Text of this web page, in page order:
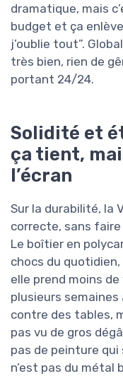
dramatique, mais
budget et ça
j’oublie tout”.
très bien, rien de
portant 24/24.
Solidité et
ça tient,
l’écran
Sur la durabilité, la
correcte, sans
Le boîtier en
chocs du
elle prend moins
plusieurs
contre des tables,
pas vu de gros
pas de peinture qui
n’est pas du métal